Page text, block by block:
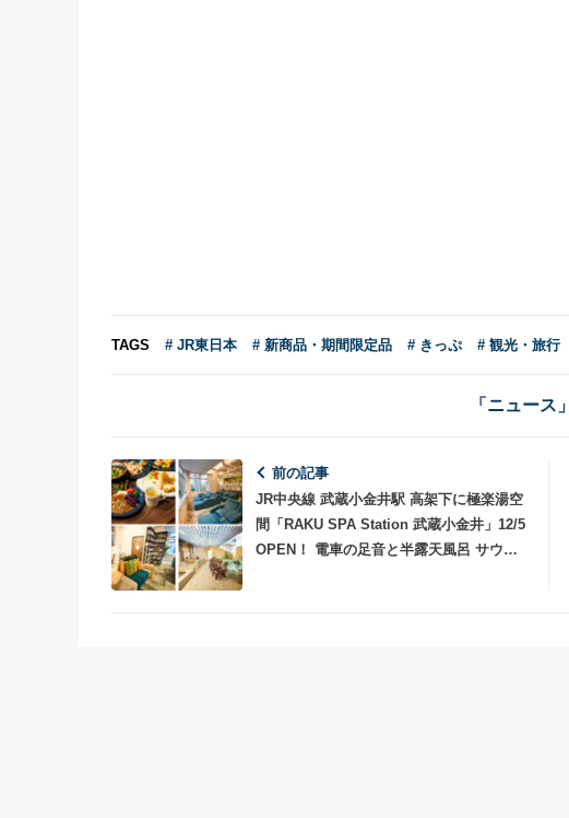
TAGS # JR東日本 # 新商品・期間限定品 # きっぷ # 観光・旅行
「ニュース
前の記事
JR中央線 武蔵小金井駅 高架下に極楽湯空
間「RAKU SPA Station 武蔵小金井」12/5
OPEN！ 電車の足音と半露天風呂 サウナ